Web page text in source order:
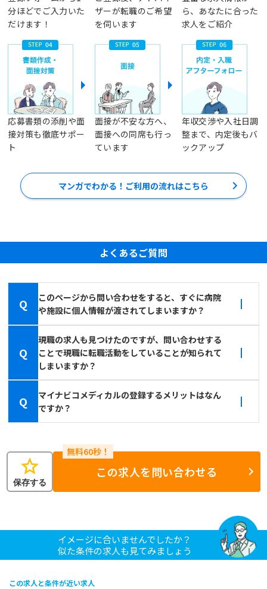
分ほどでご入力いた
だけます！
ザーが転職のご希望
を伺います
ら、あなたに合った
求人をご紹介
応募書類の添削や面
接対策も徹底サポー
ト
面接が不安な方へ、
面接への同席も行っ
ています
年収交渉や入社日調
整まで、内定後もバ
ックアップ
マンガでわかる！ご利用の流れはこちら
よくあるご質問
Q
このページから問い合わせをすると、すぐに病院
や施設に個人情報が渡されてしまいますか？
Q
現職の求人も見つけたのですが、問い合わせする
ことで現職に転職活動をしていることが知られて
しまいますか？
Q
マイナビコメディカルの登録するメリットはなん
ですか？
star
保存する
この求人を問い合わせる
イメージに合いませんでしたか？
似た条件の求人も見てみましょう
この求人と条件が近い求人